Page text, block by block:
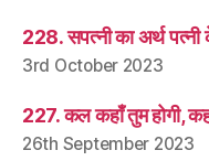
228. सपत्नी का अर्थ
3rd October 2023
227. कल कहाँ तुम होगी,
26th September 2023